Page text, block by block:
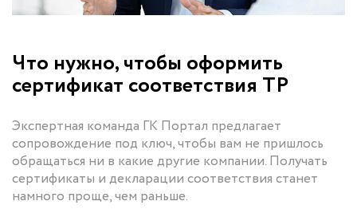
Что нужно, чтобы оформить
сертификат соответствия ТР
Экспертная команда ГК Портал предлагает
сопровождение под ключ, чтобы вам не пришлось
обращаться ни в какие другие компании. Получать
сертификаты и декларации соответствия станет
намного проще, чем раньше.